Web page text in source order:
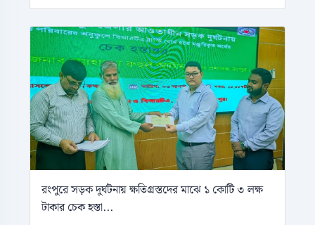
রংপুরে সড়ক দুর্ঘটনায় ক্ষতিগ্রস্তদের মাঝে ১ কোটি ৩ লক্ষ
টাকার চেক হস্তা...